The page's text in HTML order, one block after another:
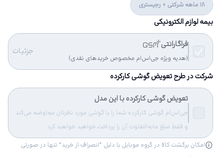
18 ماهه شرکتی + رجیستری
بیمه لوازم الکترونیکی
فراگارانتی
(هدیه ویژه جی‌اس‌ام مخصوص خریدهای نقدی)
جزئیات
شرکت در طرح تعویض گوشی کارکرده
تعویض گوشی کارکرده با این مدل
جی‌اس‌ام گوشی کارکرده شما را با گوشی مورد نظرتان معاوضه می‌کند
و فقط مبلغ مابه‌التفاوت آن را پرداخت خواهید خواهید کرد.
امکان برگشت کالا در گروه موبایل با دلیل “انصراف از خرید“ تنها در صورتی